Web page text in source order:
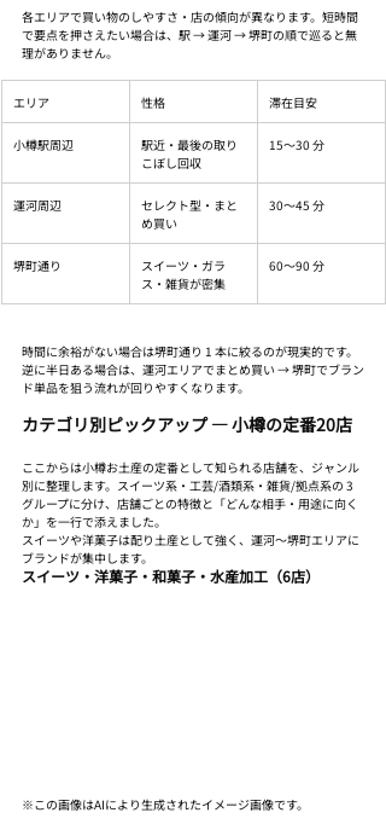
各エリアで買い物のしやすさ・店の傾向が異なります。短時間
で要点を押さえたい場合は、駅 → 運河 → 堺町の順で巡ると無
理がありません。
エリア 性格 滞在目安
小樽駅周辺
駅近・最後の取り
こぼし回収
15〜30 分
運河周辺
セレクト型・まと
め買い
30〜45 分
堺町通り
スイーツ・ガラ
ス・雑貨が密集
60〜90 分
時間に余裕がない場合は堺町通り 1 本に絞るのが現実的です。
逆に半日ある場合は、運河エリアでまとめ買い → 堺町でブラン
ド単品を狙う流れが回りやすくなります。
カテゴリ別ピックアップ — 小樽の定番20店
ここからは小樽お土産の定番として知られる店舗を、ジャンル
別に整理します。スイーツ系・工芸/酒類系・雑貨/拠点系の 3
グループに分け、店舗ごとの特徴と「どんな相手・用途に向く
か」を一行で添えました。
スイーツや洋菓子は配り土産として強く、運河〜堺町エリアに
ブランドが集中します。
スイーツ・洋菓子・和菓子・水産加工（6店）
※この画像はAIにより生成されたイメージ画像です。